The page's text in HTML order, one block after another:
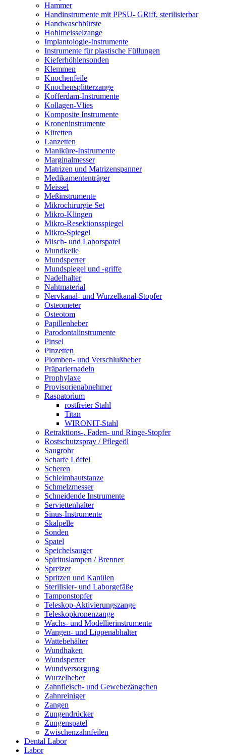
Hammer
Handinstrumente mit PPSU- GRiff, sterilisierbar
Handwaschbürste
Hohlmeisselzange
Implantologie-Instrumente
Instrumente für plastische Füllungen
Kieferhöhlensonden
Klemmen
Knochenfeile
Knochensplitterzange
Kofferdam-Instrumente
Kollagen-Vlies
Komposite Instrumente
Kroneninstrumente
Küretten
Lanzetten
Maniküre-Instrumente
Marginalmesser
Matrizen und Matrizenspanner
Medikamententräger
Meissel
Meßinstrumente
Mikrochirurgie Set
Mikro-Klingen
Mikro-Resektionsspiegel
Mikro-Spiegel
Misch- und Laborspatel
Mundkeile
Mundsperrer
Mundspiegel und -griffe
Nadelhalter
Nahtmaterial
Nervkanal- und Wurzelkanal-Stopfer
Osteometer
Osteotom
Papillenheber
Parodontalinstrumente
Pinsel
Pinzetten
Plomben- und Verschlußheber
Präpariernadeln
Prophylaxe
Provisorienabnehmer
Raspatorium
rostfreier Stahl
Titan
WIRONIT-Stahl
Retraktions-, Faden- und Ringe-Stopfer
Rostschutzspray / Pflegeöl
Saugrohr
Scharfe Löffel
Scheren
Schleimhautstanze
Schmelzmesser
Schneidende Instrumente
Serviettenhalter
Sinus-Instrumente
Skalpelle
Sonden
Spatel
Speichelsauger
Spirituslampen / Brenner
Spreizer
Spritzen und Kanülen
Sterilisier- und Laborgefäße
Tamponstopfer
Teleskop-Aktivierungszange
Teleskopkronenzange
Wachs- und Modellierinstrumente
Wangen- und Lippenabhalter
Wattebehälter
Wundhaken
Wundsperrer
Wundversorgung
Wurzelheber
Zahnfleisch- und Gewebezängchen
Zahnreiniger
Zangen
Zungendrücker
Zungenspatel
Zwischenzahnfeilen
Dental Labor
Labor